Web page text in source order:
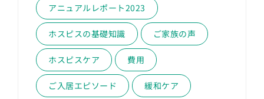
アニュアルレポート2023
ホスピスの基礎知識 ご家族の声
ホスピスケア 費用
ご入居エピソード 緩和ケア